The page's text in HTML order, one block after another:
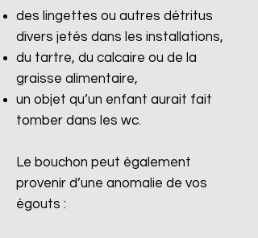
des lingettes ou autres détritus
divers jetés dans les installations,
du tartre, du calcaire ou de la
graisse alimentaire,
un objet qu’un enfant aurait fait
tomber dans les wc.
Le bouchon peut également
provenir d’une anomalie de vos
égouts :